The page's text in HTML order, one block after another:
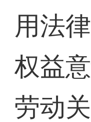
用法
权益
劳动